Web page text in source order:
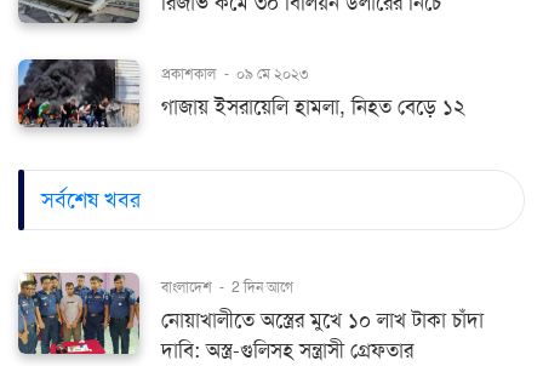
প্রকাশকাল - ০৯ মে ২০২৩
গাজায় ইসরায়েলি হামলা, নিহত বেড়ে ১২
সর্বশেষ খবর
বাংলাদেশ - 2 দিন আগে
নোয়াখালীতে অস্ত্রের মুখে ১০ লাখ টাকা চাঁদা
দাবি: অস্ত্র-গুলিসহ সন্ত্রাসী গ্রেফতার